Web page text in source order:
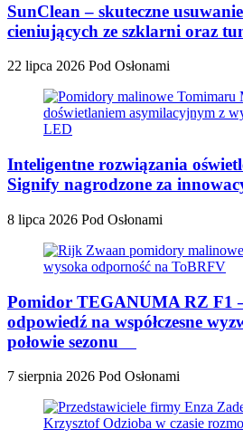
SunClean – skuteczne
cieniujących ze szklarni oraz
22 lipca 2026 Pod Osłonami
Inteligentne rozwiązania
Signify nagrodzone za
8 lipca 2026 Pod Osłonami
Pomidor TEGANUMA RZ F1
odpowiedź na współczesne
połowie sezonu
7 sierpnia 2026 Pod Osłonami